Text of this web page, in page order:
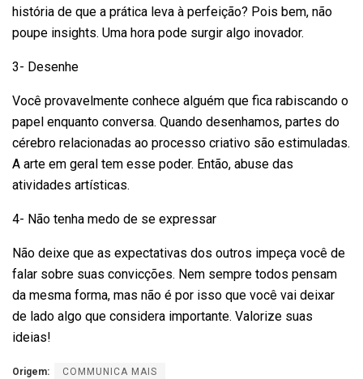
história de que a prática leva à perfeição? Pois bem, não
poupe insights. Uma hora pode surgir algo inovador.
3- Desenhe
Você provavelmente conhece alguém que fica rabiscando o
papel enquanto conversa. Quando desenhamos, partes do
cérebro relacionadas ao processo criativo são estimuladas.
A arte em geral tem esse poder. Então, abuse das
atividades artísticas.
4- Não tenha medo de se expressar
Não deixe que as expectativas dos outros impeça você de
falar sobre suas convicções. Nem sempre todos pensam
da mesma forma, mas não é por isso que você vai deixar
de lado algo que considera importante. Valorize suas
ideias!
Origem: COMMUNICA MAIS